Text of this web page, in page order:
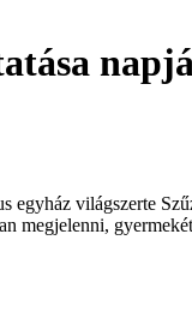
egyház világszerte
megjelenni,